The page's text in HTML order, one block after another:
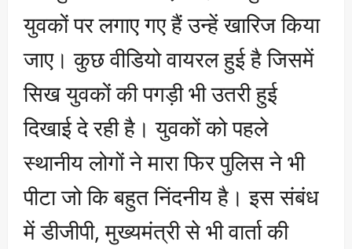
युवकों पर लगाए गए हैं उन्हें खारिज किया
जाए। कुछ वीडियो वायरल हुई है जिसमें
सिख युवकों की पगड़ी भी उतरी हुई
दिखाई दे रही है। युवकों को पहले
स्थानीय लोगों ने मारा फिर पुलिस ने भी
पीटा जो कि बहुत निंदनीय है। इस संबंध
में डीजीपी, मुख्यमंत्री से भी वार्ता की